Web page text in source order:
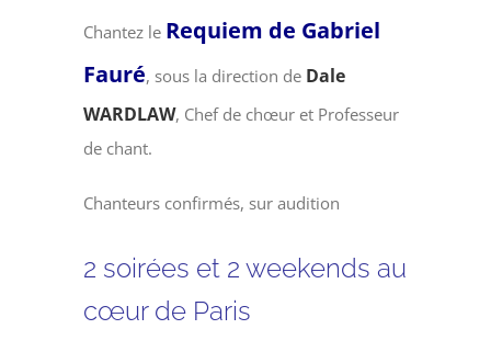
Chantez le Requiem de Gabriel
Fauré, sous la direction de Dale
WARDLAW, Chef de chœur et Professeur
de chant.
Chanteurs confirmés, sur audition
2 soirées et 2 weekends au
cœur de Paris